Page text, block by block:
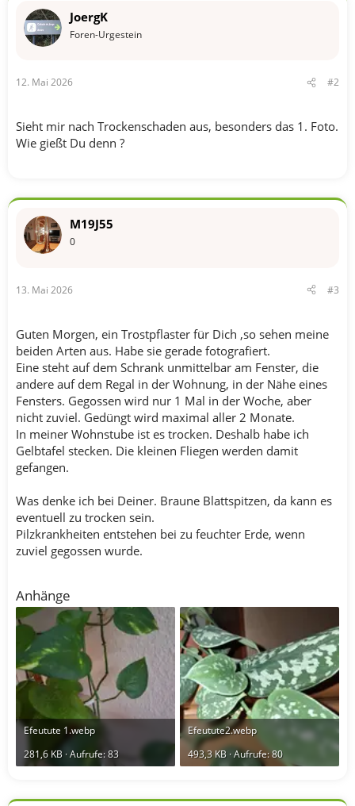
JoergK
Foren-Urgestein
12. Mai 2026 #2
Sieht mir nach Trockenschaden aus, besonders das 1. Foto.
Wie gießt Du denn ?
M19J55
0
13. Mai 2026 #3
Guten Morgen, ein Trostpflaster für Dich ,so sehen meine
beiden Arten aus. Habe sie gerade fotografiert.
Eine steht auf dem Schrank unmittelbar am Fenster, die
andere auf dem Regal in der Wohnung, in der Nähe eines
Fensters. Gegossen wird nur 1 Mal in der Woche, aber
nicht zuviel. Gedüngt wird maximal aller 2 Monate.
In meiner Wohnstube ist es trocken. Deshalb habe ich
Gelbtafel stecken. Die kleinen Fliegen werden damit
gefangen.
Was denke ich bei Deiner. Braune Blattspitzen, da kann es
eventuell zu trocken sein.
Pilzkrankheiten entstehen bei zu feuchter Erde, wenn
zuviel gegossen wurde.
Anhänge
Efeutute 1.webp
281,6 KB · Aufrufe: 83
Efeutute2.webp
493,3 KB · Aufrufe: 80